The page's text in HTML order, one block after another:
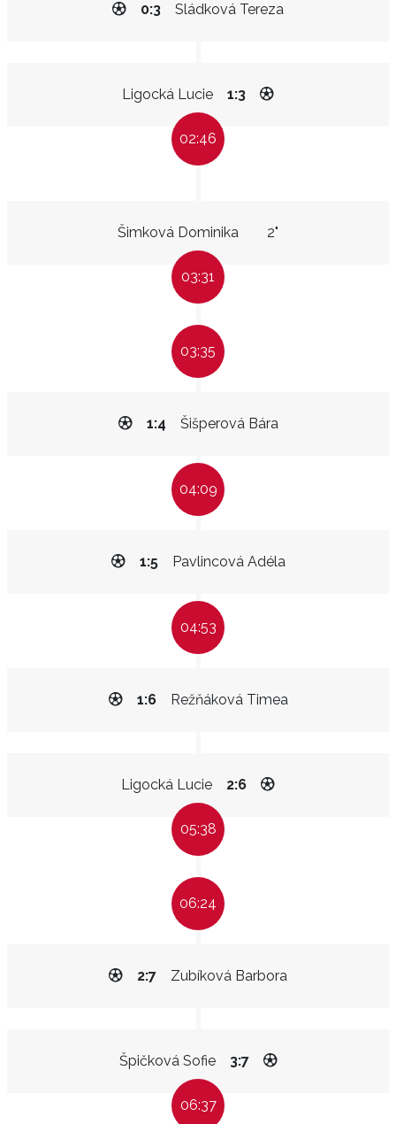
Sládková Tereza
0:3
Ligocká Lucie 1:3
02:46
Šimková Dominika 2"
03:31
03:35
Šišperová Bára
1:4
04:09
Pavlincová Adéla
1:5
04:53
Režňáková Timea
1:6
Ligocká Lucie 2:6
05:38
06:24
Zubíková Barbora
2:7
Špičková Sofie 3:7
06:37